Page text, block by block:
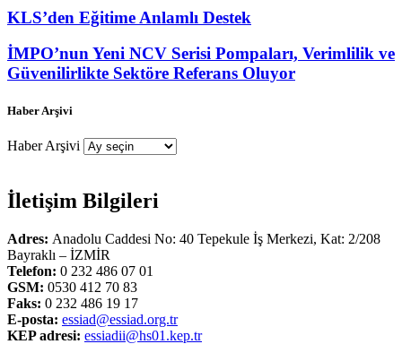
KLS’den Eğitime Anlamlı Destek
İMPO’nun Yeni NCV Serisi Pompaları, Verimlilik ve
Güvenilirlikte Sektöre Referans Oluyor
Haber Arşivi
Haber Arşivi
İletişim Bilgileri
Adres: Anadolu Caddesi No: 40 Tepekule İş Merkezi, Kat: 2/208
Bayraklı – İZMİR
Telefon: 0 232 486 07 01
GSM: 0530 412 70 83
Faks: 0 232 486 19 17
E-posta: essiad@essiad.org.tr
KEP adresi: essiadii@hs01.kep.tr